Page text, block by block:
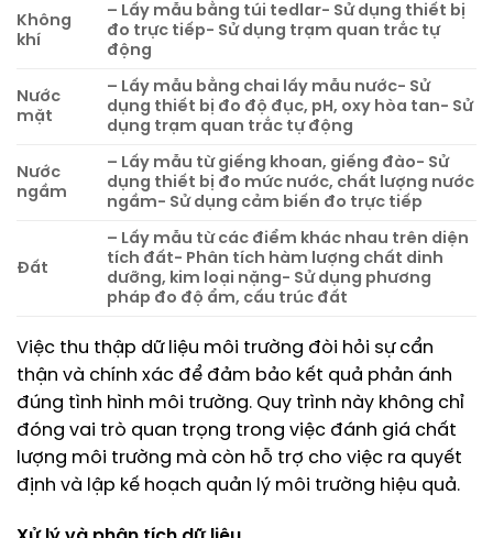
Không
khí
– Lấy mẫu bằng túi tedlar- Sử dụng thiết bị
đo trực tiếp- Sử dụng trạm quan trắc tự
động
Nước
mặt
– Lấy mẫu bằng chai lấy mẫu nước- Sử
dụng thiết bị đo độ đục, pH, oxy hòa tan- Sử
dụng trạm quan trắc tự động
Nước
ngầm
– Lấy mẫu từ giếng khoan, giếng đào- Sử
dụng thiết bị đo mức nước, chất lượng nước
ngầm- Sử dụng cảm biến đo trực tiếp
Đất
– Lấy mẫu từ các điểm khác nhau trên diện
tích đất- Phân tích hàm lượng chất dinh
dưỡng, kim loại nặng- Sử dụng phương
pháp đo độ ẩm, cấu trúc đất
Việc thu thập dữ liệu môi trường đòi hỏi sự cẩn
thận và chính xác để đảm bảo kết quả phản ánh
đúng tình hình môi trường. Quy trình này không chỉ
đóng vai trò quan trọng trong việc đánh giá chất
lượng môi trường mà còn hỗ trợ cho việc ra quyết
định và lập kế hoạch quản lý môi trường hiệu quả.